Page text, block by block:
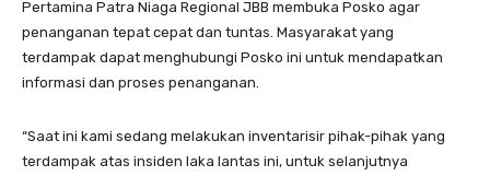
Pertamina Patra Niaga Regional JBB membuka Posko agar
penanganan tepat cepat dan tuntas. Masyarakat yang
terdampak dapat menghubungi Posko ini untuk mendapatkan
informasi dan proses penanganan.
“Saat ini kami sedang melakukan inventarisir pihak-pihak yang
terdampak atas insiden laka lantas ini, untuk selanjutnya